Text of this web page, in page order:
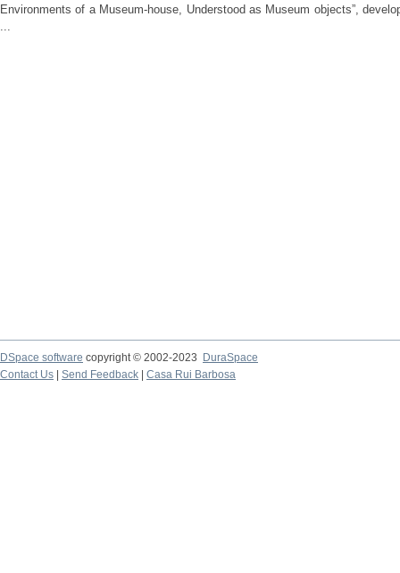
Environments of a Museum-house, Understood as Museum objects”,
...
DSpace software copyright © 2002-2023
DuraSpace
Contact Us
Send Feedback Casa Rui Barbosa